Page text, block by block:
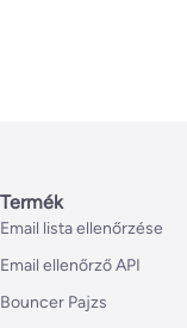
Termék
Email lista ellenőrzése
Email ellenőrző API
Bouncer Pajzs